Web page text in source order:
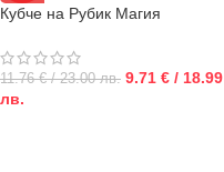
Кубче на Рубик Магия
11.76 € / 23.00 лв. 9.71 € / 18.99
лв.